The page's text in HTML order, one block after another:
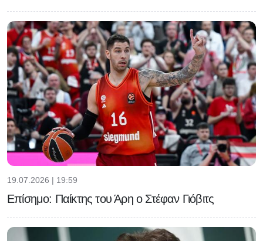
19.07.2026 | 19:59
Επίσημο: Παίκτης του Άρη ο Στέφαν Γιόβιτς